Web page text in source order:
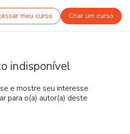
meu curso Criar um curso
indisponível
e mostre seu interesse
para o(a) autor(a) deste